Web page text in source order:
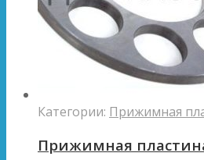
Категории: Прижимная
Прижимная